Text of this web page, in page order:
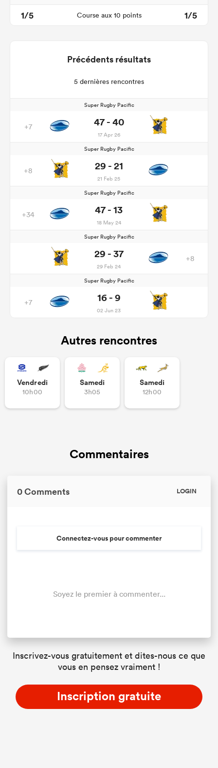
1/5
Course aux 10 points 1/5
Précédents résultats
5 dernières rencontres
Super Rugby Pacific
+7 47 - 40
17 Apr 26
Super Rugby Pacific
+8 29 - 21
21 Feb 25
Super Rugby Pacific
+34 47 - 13
18 May 24
Super Rugby Pacific
29 - 37
29 Feb 24
+8
Super Rugby Pacific
+7 16 - 9
02 Jun 23
Autres rencontres
Vendredi
10h00
Samedi
3h05
Samedi
12h00
Commentaires
0 Comments LOGIN
Connectez-vous pour commenter
Soyez le premier à commenter...
Inscrivez-vous gratuitement et dites-nous ce que
vous en pensez vraiment !
Inscription gratuite